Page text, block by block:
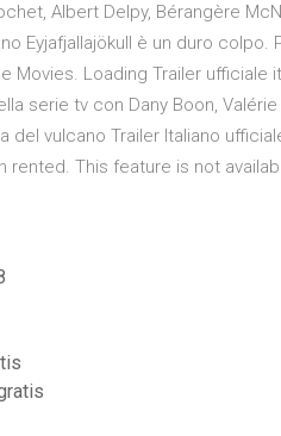
Albert Delpy, Bérangère
Eyjafjallajökull è un duro colpo.
Movies. Loading Trailer ufficiale
serie tv con Dany Boon,
del vulcano Trailer Italiano
rented. This feature is not